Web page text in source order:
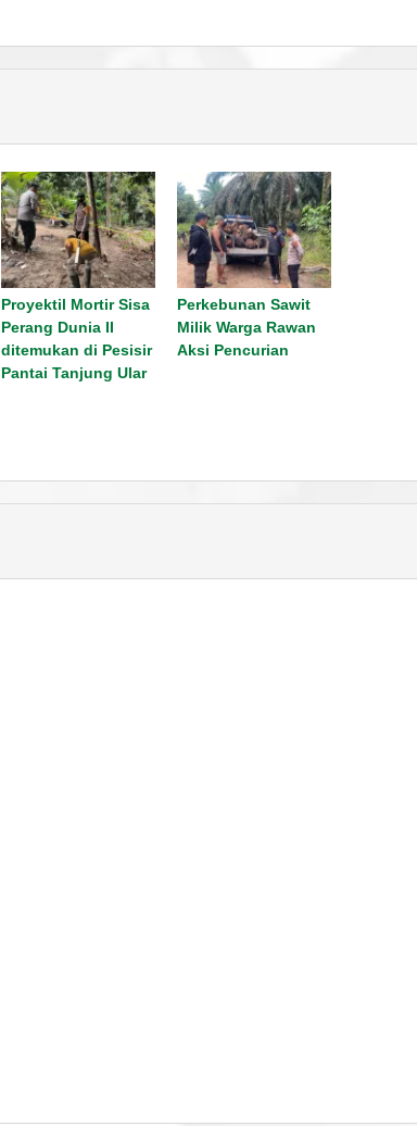
Proyektil Mortir Sisa
Perang Dunia II
ditemukan di Pesisir
Pantai Tanjung Ular
Perkebunan Sawit
Milik Warga Rawan
Aksi Pencurian